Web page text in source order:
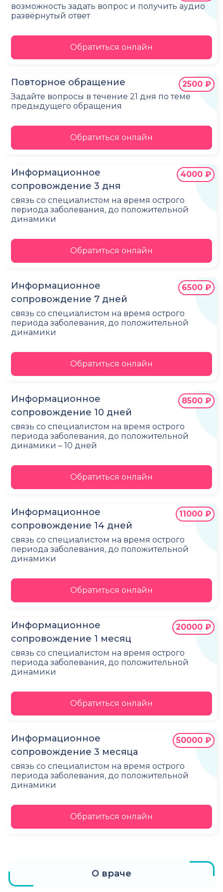
возможность задать вопрос и получить аудио
развёрнутый ответ
Обратиться онлайн
Повторное обращение
Задайте вопросы в течение 21 дня по теме
предыдущего обращения
2500 ₽
Обратиться онлайн
Информационное
сопровождение 3 дня
связь со специалистом на время острого
периода заболевания, до положительной
динамики
4000 ₽
Обратиться онлайн
Информационное
сопровождение 7 дней
связь со специалистом на время острого
периода заболевания, до положительной
динамики
6500 ₽
Обратиться онлайн
Информационное
сопровождение 10 дней
связь со специалистом на время острого
периода заболевания, до положительной
динамики – 10 дней
8500 ₽
Обратиться онлайн
Информационное
сопровождение 14 дней
связь со специалистом на время острого
периода заболевания, до положительной
динамики
11000 ₽
Обратиться онлайн
Информационное
сопровождение 1 месяц
связь со специалистом на время острого
периода заболевания, до положительной
динамики
20000 ₽
Обратиться онлайн
Информационное
сопровождение 3 месяца
связь со специалистом на время острого
периода заболевания, до положительной
динамики
50000 ₽
Обратиться онлайн
О враче